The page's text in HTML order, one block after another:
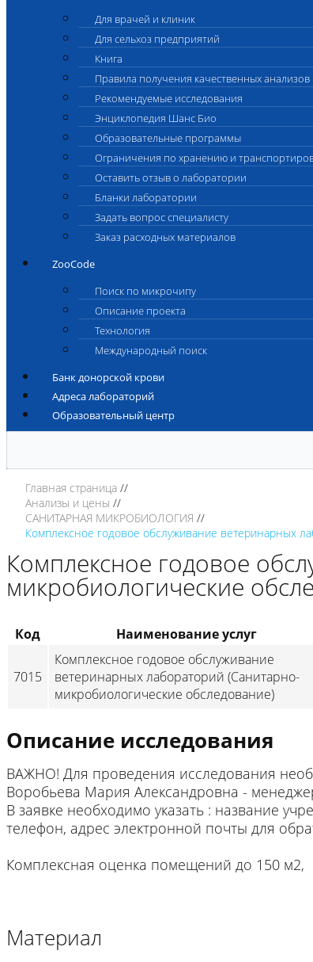
Для врачей и клиник
Для сельхоз предприятий
Книга
Правила получения качественных анализов
Рекомендуемые исследования
Энциклопедия Шанс Био
Образовательные программы
Ограничения по хранению и
Оставить отзыв о лаборатории
Бланки лаборатории
Задать вопрос специалисту
Заказ расходных материалов
ZooCode
Поиск по микрочипу
Описание проекта
Технология
Международный поиск
Банк донорской крови
Адреса лабораторий
Образовательный центр
Главная страница
Анализы и цены
САНИТАРНАЯ МИКРОБИОЛОГИЯ
Комплексное годовое обслуживание ветеринарных
Комплексное годовое
микробиологические
Код Наименование услуг
7015
Комплексное годовое обслуживание
ветеринарных лабораторий (Санитарно-
микробиологические обследование)
Описание исследования
ВАЖНО! Для проведения исследования
Воробьева Мария Александровна -
В заявке необходимо указать : название
телефон, адрес электронной почты для
Комплексная оценка помещений до 150
Материал